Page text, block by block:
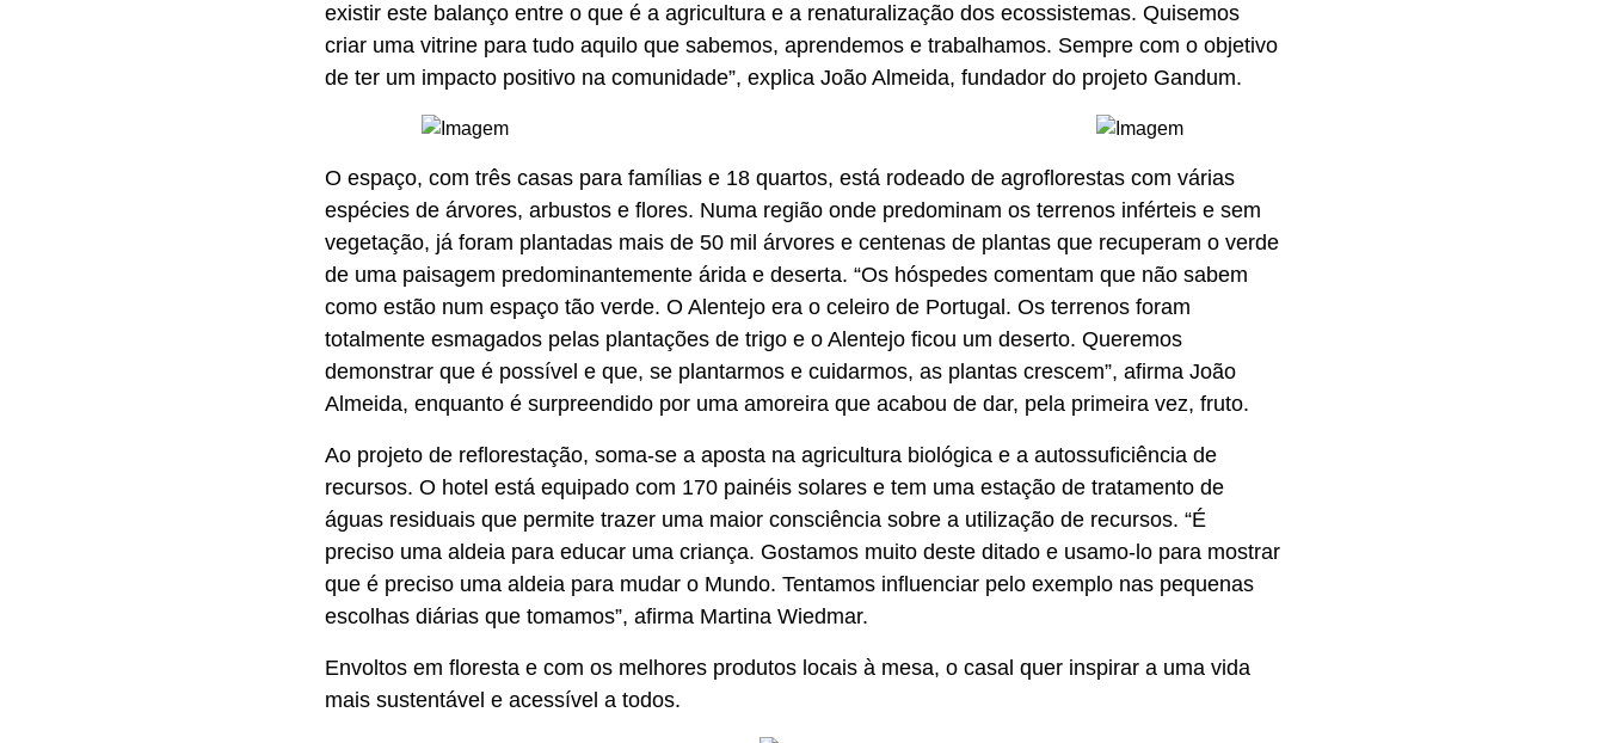
existir este balanço entre o que é a agricultura e a renaturalização dos ecossistemas. Quisemos
criar uma vitrine para tudo aquilo que sabemos, aprendemos e trabalhamos. Sempre com o objetivo
de ter um impacto positivo na comunidade”, explica João Almeida, fundador do projeto Gandum.
O espaço, com três casas para famílias e 18 quartos, está rodeado de agroflorestas com várias
espécies de árvores, arbustos e flores. Numa região onde predominam os terrenos inférteis e sem
vegetação, já foram plantadas mais de 50 mil árvores e centenas de plantas que recuperam o verde
de uma paisagem predominantemente árida e deserta. “Os hóspedes comentam que não sabem
como estão num espaço tão verde. O Alentejo era o celeiro de Portugal. Os terrenos foram
totalmente esmagados pelas plantações de trigo e o Alentejo ficou um deserto. Queremos
demonstrar que é possível e que, se plantarmos e cuidarmos, as plantas crescem”, afirma João
Almeida, enquanto é surpreendido por uma amoreira que acabou de dar, pela primeira vez, fruto.
Ao projeto de reflorestação, soma-se a aposta na agricultura biológica e a autossuficiência de
recursos. O hotel está equipado com 170 painéis solares e tem uma estação de tratamento de
águas residuais que permite trazer uma maior consciência sobre a utilização de recursos. “É
preciso uma aldeia para educar uma criança. Gostamos muito deste ditado e usamo-lo para mostrar
que é preciso uma aldeia para mudar o Mundo. Tentamos influenciar pelo exemplo nas pequenas
escolhas diárias que tomamos”, afirma Martina Wiedmar.
Envoltos em floresta e com os melhores produtos locais à mesa, o casal quer inspirar a uma vida
mais sustentável e acessível a todos.